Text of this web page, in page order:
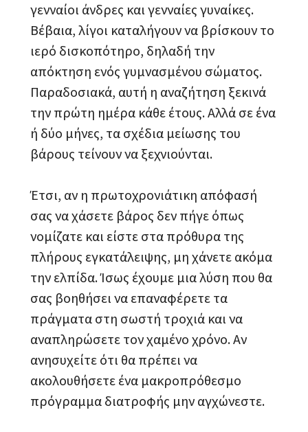
γενναίοι άνδρες και γενναίες γυναίκες.
Βέβαια, λίγοι καταλήγουν να βρίσκουν το
ιερό δισκοπότηρο, δηλαδή την
απόκτηση ενός γυμνασμένου σώματος.
Παραδοσιακά, αυτή η αναζήτηση ξεκινά
την πρώτη ημέρα κάθε έτους. Αλλά σε ένα
ή δύο μήνες, τα σχέδια μείωσης του
βάρους τείνουν να ξεχνιούνται.
Έτσι, αν η πρωτοχρονιάτικη απόφασή
σας να χάσετε βάρος δεν πήγε όπως
νομίζατε και είστε στα πρόθυρα της
πλήρους εγκατάλειψης, μη χάνετε ακόμα
την ελπίδα. Ίσως έχουμε μια λύση που θα
σας βοηθήσει να επαναφέρετε τα
πράγματα στη σωστή τροχιά και να
αναπληρώσετε τον χαμένο χρόνο. Αν
ανησυχείτε ότι θα πρέπει να
ακολουθήσετε ένα μακροπρόθεσμο
πρόγραμμα διατροφής μην αγχώνεστε.